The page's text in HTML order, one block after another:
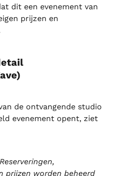
dit een evenement van
prijzen en
de ontvangende studio
evenement opent, ziet
prijzen worden beheerd